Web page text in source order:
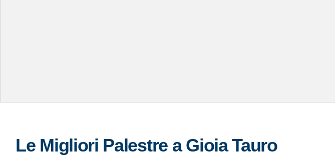
Le Migliori Palestre a Gioia Tauro